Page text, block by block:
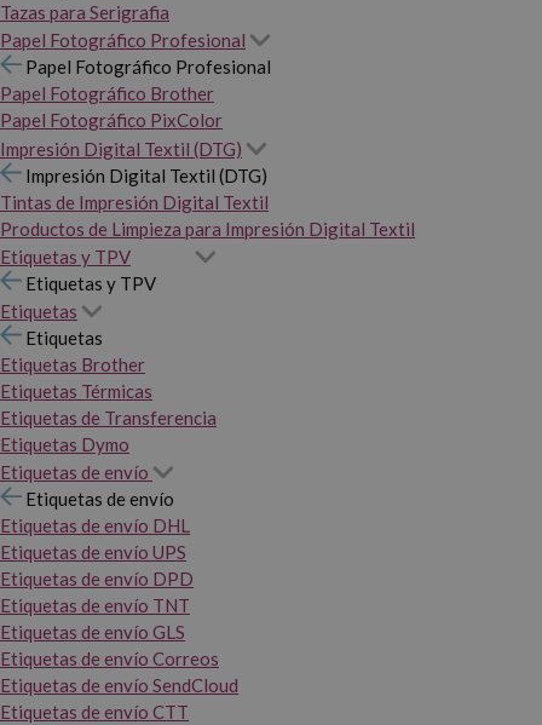
Tazas para Serigrafia
Papel Fotográfico Profesional
Papel Fotográfico Profesional
Papel Fotográfico Brother
Papel Fotográfico PixColor
Impresión Digital Textil (DTG)
Impresión Digital Textil (DTG)
Tintas de Impresión Digital Textil
Productos de Limpieza para Impresión Digital Textil
Etiquetas y TPV
Etiquetas y TPV
Etiquetas
Etiquetas
Etiquetas Brother
Etiquetas Térmicas
Etiquetas de Transferencia
Etiquetas Dymo
Etiquetas de envío
Etiquetas de envío
Etiquetas de envío DHL
Etiquetas de envío UPS
Etiquetas de envío DPD
Etiquetas de envío TNT
Etiquetas de envío GLS
Etiquetas de envío Correos
Etiquetas de envío SendCloud
Etiquetas de envío CTT